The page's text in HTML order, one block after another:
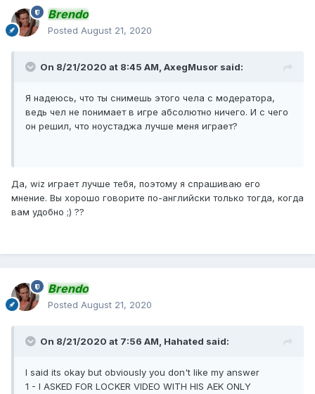
Brendo
Posted August 21, 2020
On 8/21/2020 at 8:45 AM, AxegMusor said:
Я надеюсь, что ты снимешь этого чела с модератора,
ведь чел не понимает в игре абсолютно ничего. И с чего
он решил, что ноустаджа лучше меня играет?
Да, wiz играет лучше тебя, поэтому я спрашиваю его
мнение. Вы хорошо говорите по-английски только тогда, когда
вам удобно ;) ??
Brendo
Posted August 21, 2020
On 8/21/2020 at 7:56 AM, Hahated said:
I said its okay but obviously you don't like my answer
1 - I ASKED FOR LOCKER VIDEO WITH HIS AEK ONLY